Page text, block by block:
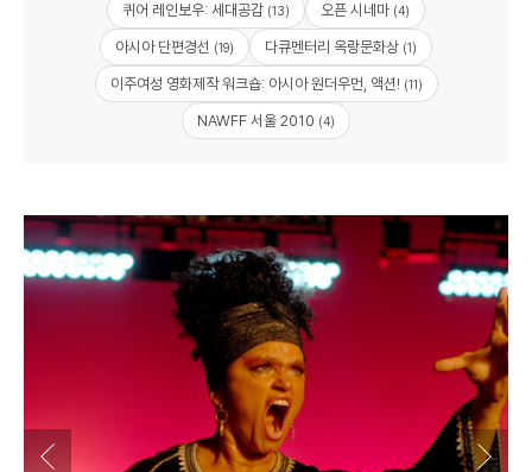
퀴어 레인보우: 세대공감 (13) 오픈 시네마 (4)
아시아 단편경선 (19) 다큐멘터리 옥랑문화상 (1)
이주여성 영화제작 워크숍: 아시아 원더우먼, 액션! (11)
NAWFF 서울 2010 (4)